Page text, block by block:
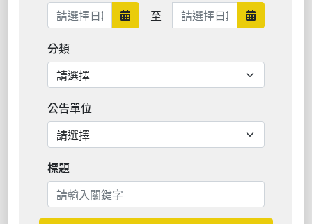
日期範圍開始
至 日期範圍結束 日期範圍
分類
公告單位
標題
搜尋